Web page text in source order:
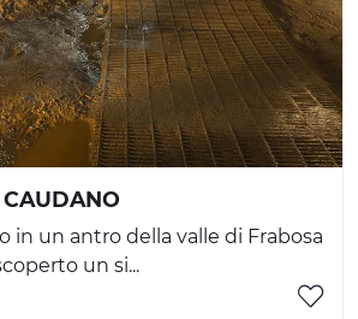
in un antro della valle di Frabosa
un si...